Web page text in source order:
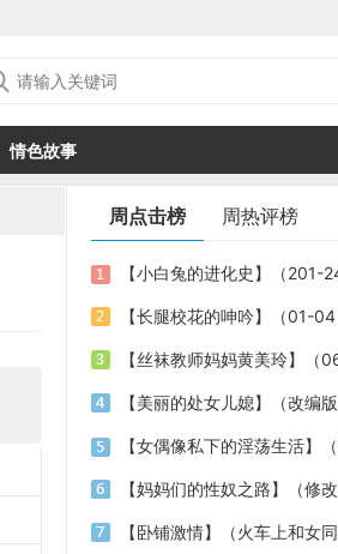
情色故事
周点击榜 周热评榜
【美丽的处女儿媳】（改编